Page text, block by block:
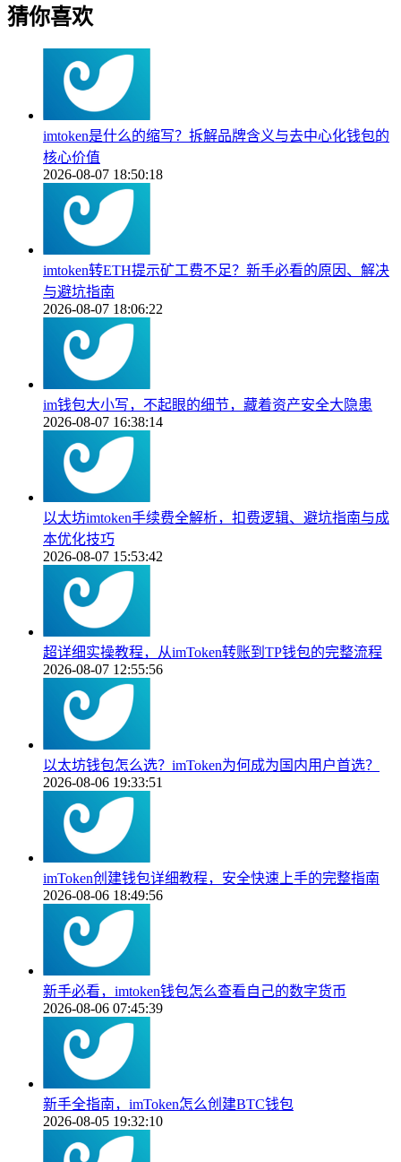
猜你喜欢
imtoken是什么的缩写？拆解品牌含义与去中心化钱包的
核心价值
2026-08-07 18:50:18
imtoken转ETH提示矿工费不足？新手必看的原因、解决
与避坑指南
2026-08-07 18:06:22
im钱包大小写，不起眼的细节，藏着资产安全大隐患
2026-08-07 16:38:14
以太坊imtoken手续费全解析，扣费逻辑、避坑指南与成
本优化技巧
2026-08-07 15:53:42
超详细实操教程，从imToken转账到TP钱包的完整流程
2026-08-07 12:55:56
以太坊钱包怎么选？imToken为何成为国内用户首选？
2026-08-06 19:33:51
imToken创建钱包详细教程，安全快速上手的完整指南
2026-08-06 18:49:56
新手必看，imtoken钱包怎么查看自己的数字货币
2026-08-06 07:45:39
新手全指南，imToken怎么创建BTC钱包
2026-08-05 19:32:10